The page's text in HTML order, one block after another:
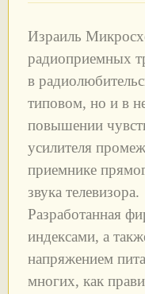
Израиль
радиоприемных
в
типовом, но и в
повышении
усилителя
приемнике
звука телевизора.
Разработанная
индексами, а
напряжением
многих, как